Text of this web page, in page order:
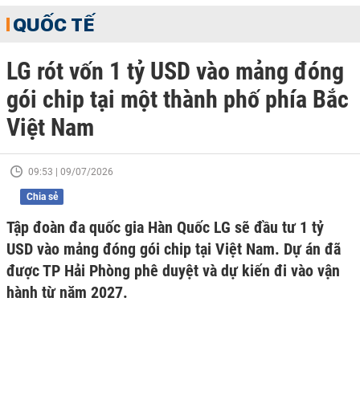
QUỐC TẾ
LG rót vốn 1 tỷ USD vào mảng đóng
gói chip tại một thành phố phía Bắc
Việt Nam
09:53 | 09/07/2026
Chia sẻ
Tập đoàn đa quốc gia Hàn Quốc LG sẽ đầu tư 1 tỷ
USD vào mảng đóng gói chip tại Việt Nam. Dự án đã
được TP Hải Phòng phê duyệt và dự kiến đi vào vận
hành từ năm 2027.